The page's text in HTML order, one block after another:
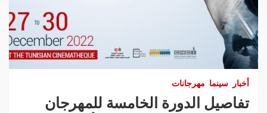
أخبار سينما مهرجانات
تفاصيل الدورة الخامسة للمهرجان